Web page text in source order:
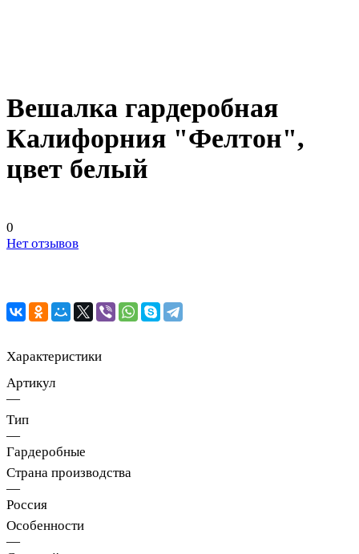
Вешалка гардеробная
Калифорния "Фелтон",
цвет белый
0
Нет отзывов
Характеристики
Артикул
—
Тип
—
Гардеробные
Страна производства
—
Россия
Особенности
—